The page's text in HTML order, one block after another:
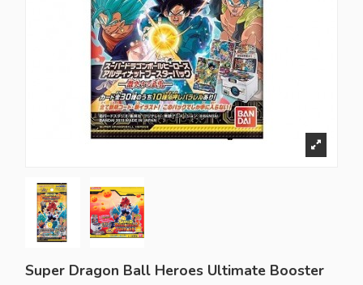
Super Dragon Ball Heroes Ultimate Booster